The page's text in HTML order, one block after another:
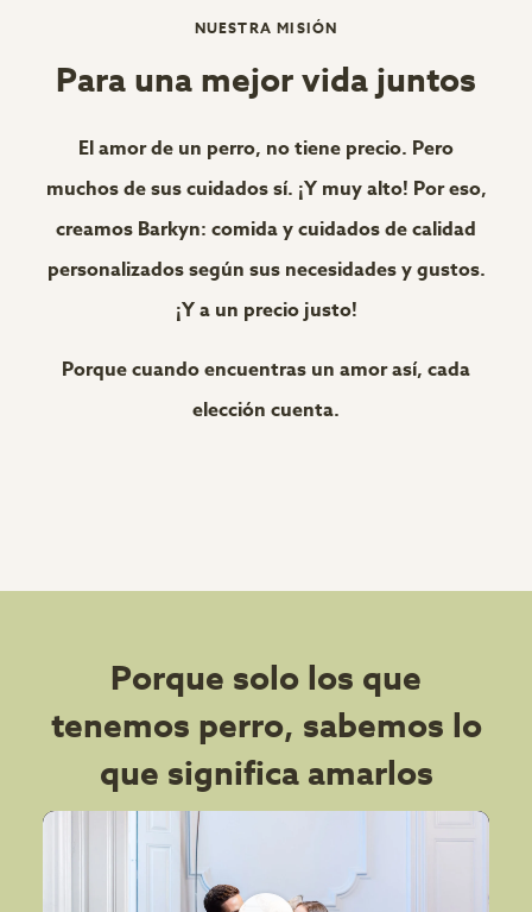
NUESTRA MISIÓN
Para una mejor vida juntos
El amor de un perro, no tiene precio. Pero
muchos de sus cuidados sí. ¡Y muy alto! Por eso,
creamos Barkyn: comida y cuidados de calidad
personalizados según sus necesidades y gustos.
¡Y a un precio justo!
Porque cuando encuentras un amor así, cada
elección cuenta.
Porque solo los que
tenemos perro, sabemos lo
que significa amarlos